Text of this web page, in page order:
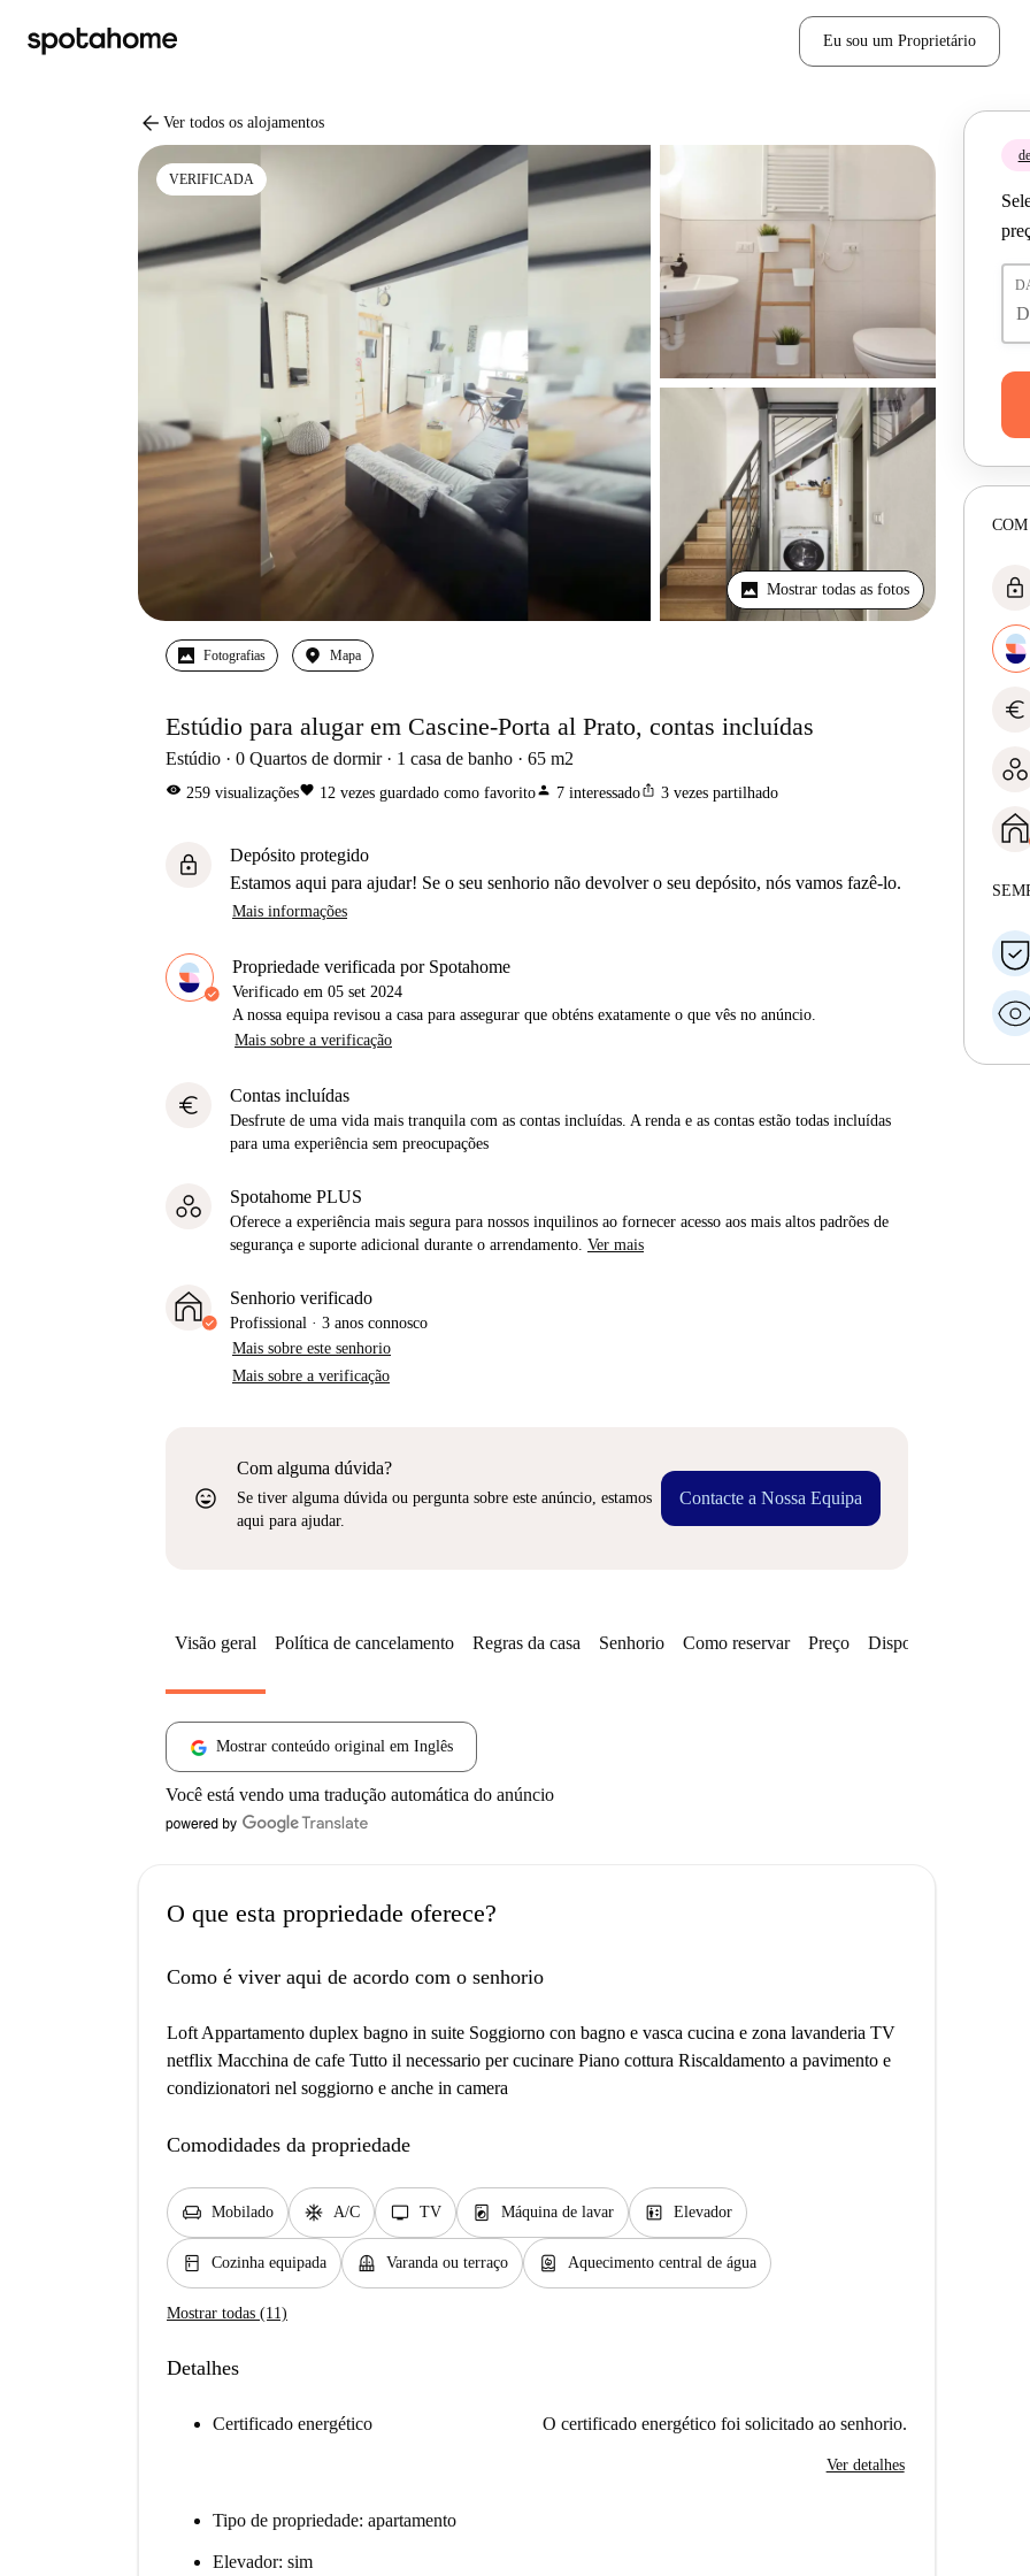
Eu sou um Proprietário
arrow_back Ver todos os alojamentos
VERIFICADA
Mostrar todas as fotos
Fotografias Mapa
Estúdio para alugar em Cascine-Porta al Prato, contas incluídas
Estúdio 0 Quartos de dormir 1 casa de banho 65 m2
visibility 259 visualizaçõesfavorite 12 vezes guardado como favoritoperson 7 interessadoios_share 3 vezes partilhado
lock
Depósito protegido
Estamos aqui para ajudar! Se o seu senhorio não devolver o seu depósito, nós vamos fazê-lo.
Mais informações
Propriedade verificada por Spotahome
Verificado em 05 set 2024
A nossa equipa revisou a casa para assegurar que obténs exatamente o que vês no anúncio.
Mais sobre a verificação
euro Contas incluídas
Desfrute de uma vida mais tranquila com as contas incluídas. A renda e as contas estão todas incluídas
para uma experiência sem preocupações
Spotahome PLUS
Oferece a experiência mais segura para nossos inquilinos ao fornecer acesso aos mais altos padrões de
segurança e suporte adicional durante o arrendamento. Ver mais
Senhorio verificado
Profissional · 3 anos connosco
Mais sobre este senhorio
Mais sobre a verificação
sentiment_very_satisfied
Com alguma dúvida?
Se tiver alguma dúvida ou pergunta sobre este anúncio, estamos
aqui para ajudar.
Contacte a Nossa Equipa
lock
euro
Visão geral Política de cancelamento Regras da casa Senhorio Como reservar Preço Disponibilidades
Mostrar conteúdo original em Inglês
Você está vendo uma tradução automática do anúncio
O que esta propriedade oferece?
Como é viver aqui de acordo com o senhorio
Loft Appartamento duplex bagno in suite Soggiorno con bagno e vasca cucina e zona lavanderia TV
netflix Macchina de cafe Tutto il necessario per cucinare Piano cottura Riscaldamento a pavimento e
condizionatori nel soggiorno e anche in camera
Comodidades da propriedade
chair Mobilado ac_unit A/C tv TV local_laundry_service Máquina de lavar elevator Elevador
kitchen Cozinha equipada balcony Varanda ou terraço water_heater Aquecimento central de água
Mostrar todas (11)
Detalhes
Certificado energético O certificado energético foi solicitado ao senhorio.
Ver detalhes
Tipo de propriedade: apartamento
Elevador: sim